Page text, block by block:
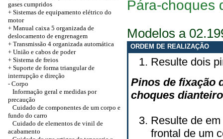
gases cumpridos
+ Sistemas de equipamento elétrico do
motor
+ Manual caixa 5 organizada de
deslocamento de engrenagem
+ Transmissão 4 organizada automática
+ União e cabos de poder
+ Sistema de freios
+ Suporte de forma triangular de
interrupção e direção
- Corpo
Informação geral e medidas por
precaução
Cuidado de componentes de um corpo e
fundo do carro
Cuidado de elementos de vinil de
acabamento
Pára-choques
Modelos a
ORDEM DE REALIZAÇÃO
Resulte dois
Pinos de fixação
choques dianteiro
Resulte de
frontal de um